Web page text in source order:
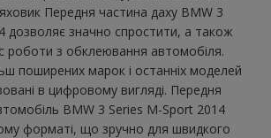
Передня частина даху BMW 3
дозволяє значно спростити, а також
роботи з обклеювання автомобіля.
поширених марок і останніх моделей
в цифровому вигляді. Передня
BMW 3 Series M-Sport 2014
форматі, що зручно для швидкого